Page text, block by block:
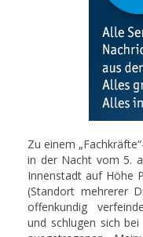
Zu einem
in der Nacht vom 5.
Innenstadt auf Höhe
(Standort mehrerer
offenkundig
und schlugen sich